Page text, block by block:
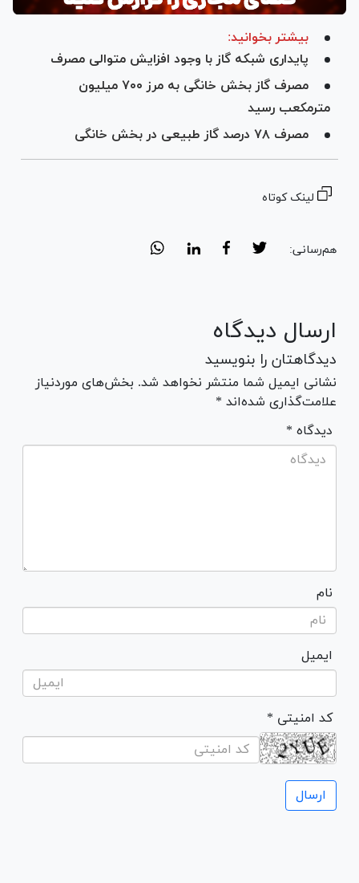
بیشتر بخوانید:
پایداری شبکه گاز با وجود افزایش متوالی مصرف
مصرف گاز بخش خانگی به مرز ۷۰۰ میلیون
مترمکعب رسید
مصرف ۷۸ درصد گاز طبیعی در بخش خانگی
لینک کوتاه
هم‌رسانی:
ارسال دیدگاه
دیدگاهتان را بنویسید
نشانی ایمیل شما منتشر نخواهد شد. بخش‌های موردنیاز
علامت‌گذاری شده‌اند *
* دیدگاه
نام
ایمیل
* کد امنیتی